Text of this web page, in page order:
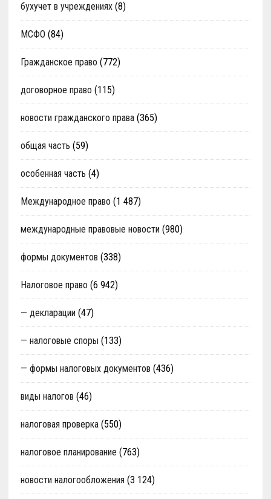
бухучет в учреждениях(8)
МСФО (84)
Гражданское право (772)
договорное право (115)
новости гражданского права(365)
общая часть (59)
особенная часть (4)
Международное право (1 487)
международные правовые новости (980)
формы документов (338)
Налоговое право (6 942)
— декларации (47)
— налоговые споры (133)
— формы налоговых документов (436)
виды налогов (46)
налоговая проверка(550)
налоговое планирование (763)
новости налогообложения (3 124)